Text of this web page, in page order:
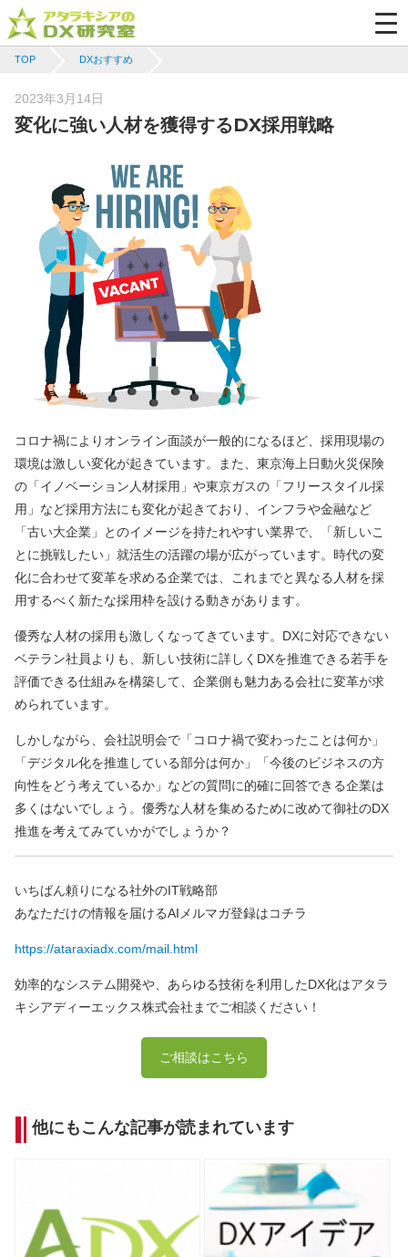
TOP DXおすすめ
Posted
on
2023年3月14日
変化に強い人材を獲得するDX採用戦略
コロナ禍によりオンライン面談が一般的になるほど、採用現場の
環境は激しい変化が起きています。また、東京海上日動火災保険
の「イノベーション人材採用」や東京ガスの「フリースタイル採
用」など採用方法にも変化が起きており、インフラや金融など
「古い大企業」とのイメージを持たれやすい業界で、「新しいこ
とに挑戦したい」就活生の活躍の場が広がっています。時代の変
化に合わせて変革を求める企業では、これまでと異なる人材を採
用するべく新たな採用枠を設ける動きがあります。
優秀な人材の採用も激しくなってきています。DXに対応できない
ベテラン社員よりも、新しい技術に詳しくDXを推進できる若手を
評価できる仕組みを構築して、企業側も魅力ある会社に変革が求
められています。
しかしながら、会社説明会で「コロナ禍で変わったことは何か」
「デジタル化を推進している部分は何か」「今後のビジネスの方
向性をどう考えているか」などの質問に的確に回答できる企業は
多くはないでしょう。優秀な人材を集めるために改めて御社のDX
推進を考えてみていかがでしょうか？
いちばん頼りになる社外のIT戦略部
あなただけの情報を届けるAIメルマガ登録はコチラ
https://ataraxiadx.com/mail.html
効率的なシステム開発や、あらゆる技術を利用したDX化はアタラ
キシアディーエックス株式会社までご相談ください！
ご相談はこちら
他にもこんな記事が読まれています